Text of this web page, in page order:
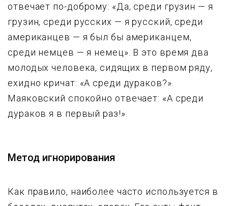
отвечает по-доброму: «Да, среди грузин — я
грузин, среди русских — я русский, среди
американцев — я был бы американцем,
среди немцев — я немец». В это время два
молодых человека, сидящих в первом ряду,
ехидно кричат: «А среди дураков?».
Маяковский спокойно отвечает: «А среди
дураков я в первый раз!».
Метод игнорирования
Как правило, наиболее часто используется в